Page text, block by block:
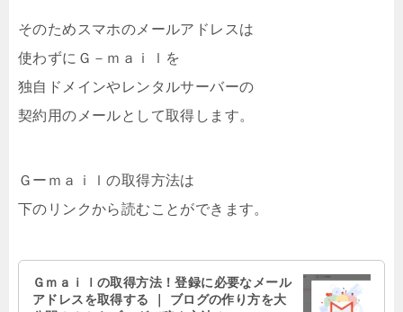
そのためスマホのメールアドレスは
使わずにＧ－ｍａｉｌを
独自ドメインやレンタルサーバーの
契約用のメールとして取得します。
Ｇーｍａｉｌの取得方法は
下のリンクから読むことができます。
Ｇｍａｉｌの取得方法！登録に必要なメール
アドレスを取得する ｜ ブログの作り方を大